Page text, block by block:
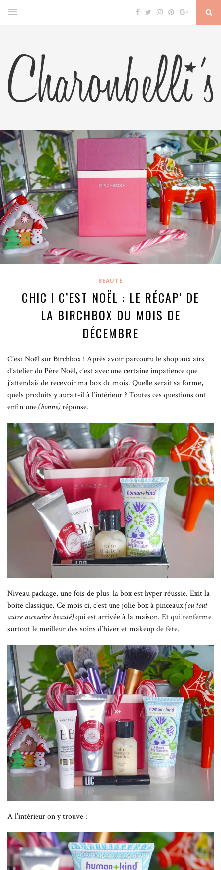
BEAUTÉ
CHIC ! C’EST NOËL : LE RÉCAP’ DE
LA BIRCHBOX DU MOIS DE
DÉCEMBRE
C’est Noël sur Birchbox ! Après avoir parcouru le shop aux airs
d’atelier du Père Noël, c’est avec une certaine impatience que
j’attendais de recevoir ma box du mois. Quelle serait sa forme,
quels produits y aurait-il à l’intérieur ? Toutes ces questions ont
enfin une(bonne)réponse.
Niveau package, une fois de plus, la box est hyper réussie. Exit la
boite classique. Ce mois ci, c’est une jolie box à pinceaux(ou tout
autre accessoire beauté)qui est arrivée à la maison. Et qui renferme
surtout le meilleur des soins d’hiver et makeup de fête.
A l’intérieur on y trouve :